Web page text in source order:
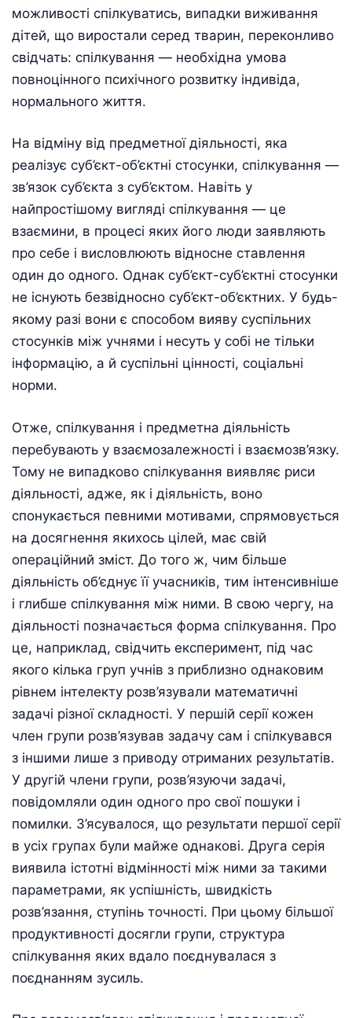
можливостi спiлкуватись, випадки виживання
дiтей, що виростали серед тварин, переконливо
свiдчать: спiлкування — необхiдна умова
повноцiнного психiчного розвитку iндивiда,
нормального життя.
На вiдмiну вiд предметної дiяльностi, яка
реалiзує суб’єкт-об’єктнi стосунки, спiлкування —
зв’язок суб’єкта з суб’єктом. Навiть у
найпростiшому виглядi спiлкування — це
взаємини, в процесi яких його люди заявляють
про себе i висловлюють відносне ставлення
один до одного. Однак суб’єкт-суб’єктнi стосунки
не iснують безвiдносно суб’єкт-об’єктних. У будь-
якому разi вони є способом вияву суспiльних
стосункiв мiж учнями i несуть у собi не тiльки
iнформацiю, а й суспiльні цiнностi, соцiальнi
норми.
Отже, спiлкування i предметна дiяльнiсть
перебувають у взаємозалежностi i взаємозв’язку.
Тому не випадково спiлкування виявляє риси
дiяльностi, адже, як i дiяльнiсть, воно
спонукається певними мотивами, спрямовується
на досягнення якихось цiлей, має свiй
операцiйний змiст. До того ж, чим бiльше
дiяльнiсть об’єднує її учасникiв, тим iнтенсивнiше
i глибше спiлкування мiж ними. В свою чергу, на
дiяльностi позначається форма спiлкування. Про
це, наприклад, свiдчить експеримент, пiд час
якого кiлька груп учнів з приблизно однаковим
рiвнем iнтелекту розв’язували математичнi
задачi рiзної складностi. У першiй серiї кожен
член групи розв’язував задачу сам i спiлкувався
з iншими лише з приводу отриманих результатiв.
У другiй члени групи, розв’язуючи задачi,
повiдомляли один одного про свої пошуки i
помилки. З’ясувалося, що результати першої серiї
в усiх групах були майже однаковi. Друга серiя
виявила iстотнi вiдмiнностi мiж ними за такими
параметрами, як успiшнiсть, швидкiсть
розв’язання, ступiнь точностi. При цьому бiльшої
продуктивностi досягли групи, структура
спiлкування яких вдало поєднувалася з
поєднанням зусиль.